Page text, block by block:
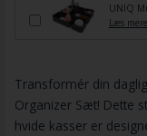
UNIQ
Læs mere
Transformér din
Organizer Sæt! Dette
hvide kasser er